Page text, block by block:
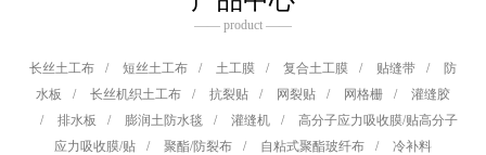
—— product ——
长丝土工布 / 短丝土工布 / 土工膜 / 复合土工膜 / 贴缝带 /
防
水板
/ 长丝机织土工布 / 抗裂贴 / 网裂贴 / 网格栅 /
灌缝胶
/
排水板 / 膨润土防水毯 / 灌缝机 /
高分子应力吸收膜/贴高分子
应力吸收膜/贴
/ 聚酯/防裂布 / 自粘式聚酯玻纤布 / 冷补料